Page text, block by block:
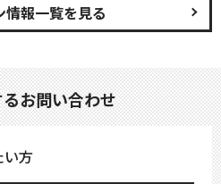
情報一覧を見る
お問い合わせ
い方